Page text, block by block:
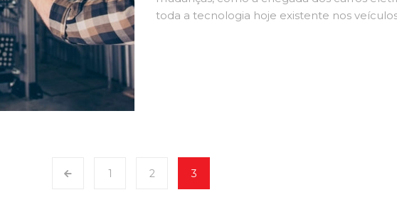
toda a tecnologia hoje existente nos
1 2 3